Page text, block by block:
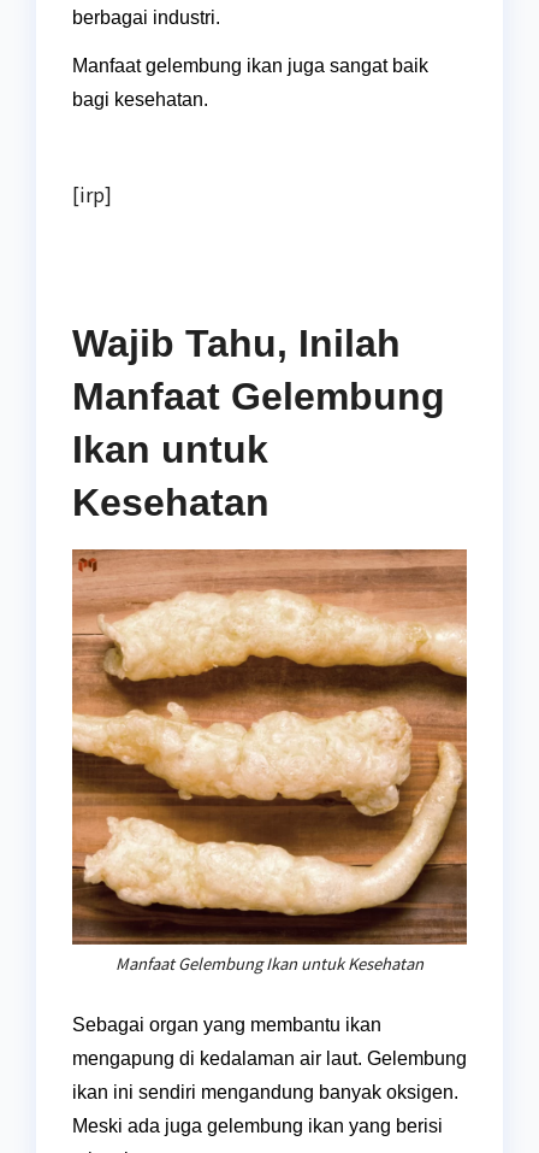
berbagai industri.
Manfaat gelembung ikan juga sangat baik
bagi kesehatan.
[irp]
Wajib Tahu, Inilah
Manfaat Gelembung
Ikan untuk
Kesehatan
Manfaat Gelembung Ikan untuk Kesehatan
Sebagai organ yang membantu ikan
mengapung di kedalaman air laut. Gelembung
ikan ini sendiri mengandung banyak oksigen.
Meski ada juga gelembung ikan yang berisi